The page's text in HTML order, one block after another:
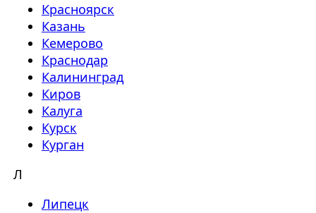
Красноярск
Казань
Кемерово
Краснодар
Калининград
Киров
Калуга
Курск
Курган
Л
Липецк